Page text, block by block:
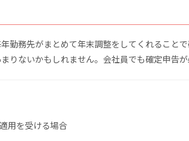
勤務先がまとめて年末調整をしてくれること
りないかもしれません。会社員でも確定申告
用を受ける場合